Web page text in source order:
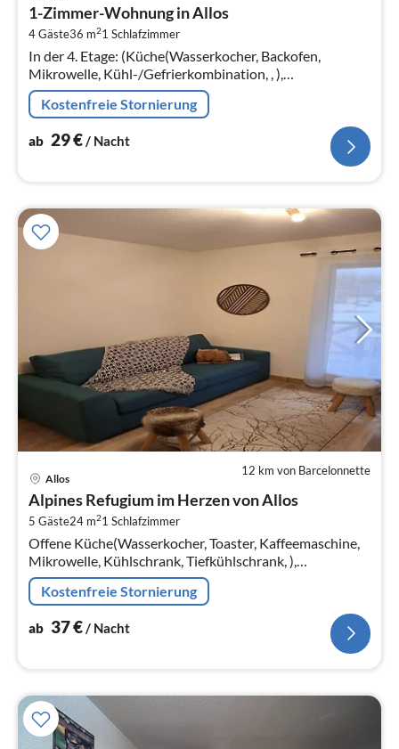
1-Zimmer-Wohnung in Allos
4 Gäste36 m21 Schlafzimmer
In der 4. Etage: (Küche(Wasserkocher, Backofen,
Mikrowelle, Kühl-/Gefrierkombination, , ),
Wohn/Esszimmer(Doppelschlafcouch, TV, Esstisch,
Sitzecke), Schlafzimmer(Doppelbett)
Kostenfreie Stornierung
ab 29€/ Nacht
12 km von Barcelonnette
Allos
Alpines Refugium im Herzen von Allos
5 Gäste24 m21 Schlafzimmer
Offene Küche(Wasserkocher, Toaster, Kaffeemaschine,
Mikrowelle, Kühlschrank, Tiefkühlschrank, ),
Wohn/Esszimmer(Doppelschlafcouch, TV, Esstisch)
Kostenfreie Stornierung
ab 37€/ Nacht